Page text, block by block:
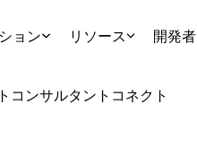
ョン リソース 開発者
コンサルタント コネクト